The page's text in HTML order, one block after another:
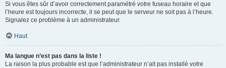
Si vous êtes sûr d’avoir correctement paramétré votre fuseau horaire et que
l’heure est toujours incorrecte, il se peut que le serveur ne soit pas à l’heure.
Signalez ce problème à un administrateur.
Haut
Ma langue n’est pas dans la liste !
La raison la plus probable est que l’administrateur n’ait pas installé votre